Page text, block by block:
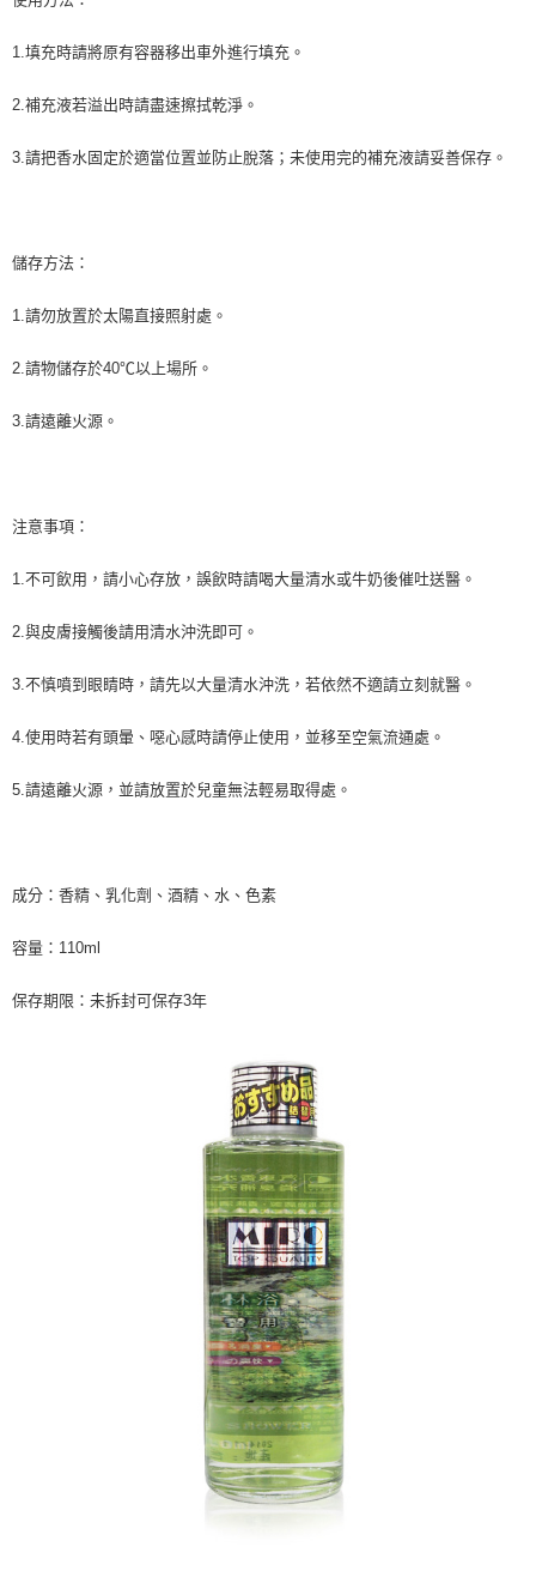
1.填充時請將原有容器移出車外進行填充。
2.補充液若溢出時請盡速擦拭乾淨。
3.請把香水固定於適當位置並防止脫落；未使用完的補充液請妥善保存。
儲存方法：
1.請勿放置於太陽直接照射處。
2.請物儲存於40℃以上場所。
3.請遠離火源。
注意事項：
1.不可飲用，請小心存放，誤飲時請喝大量清水或牛奶後催吐送醫。
2.與皮膚接觸後請用清水沖洗即可。
3.不慎噴到眼睛時，請先以大量清水沖洗，若依然不適請立刻就醫。
4.使用時若有頭暈、噁心感時請停止使用，並移至空氣流通處。
5.請遠離火源，並請放置於兒童無法輕易取得處。
成分：香精、乳化劑、酒精、水、色素
容量：110ml
保存期限：未拆封可保存3年